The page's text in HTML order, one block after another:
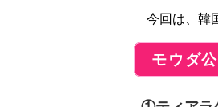
今回は、韓
モウダ